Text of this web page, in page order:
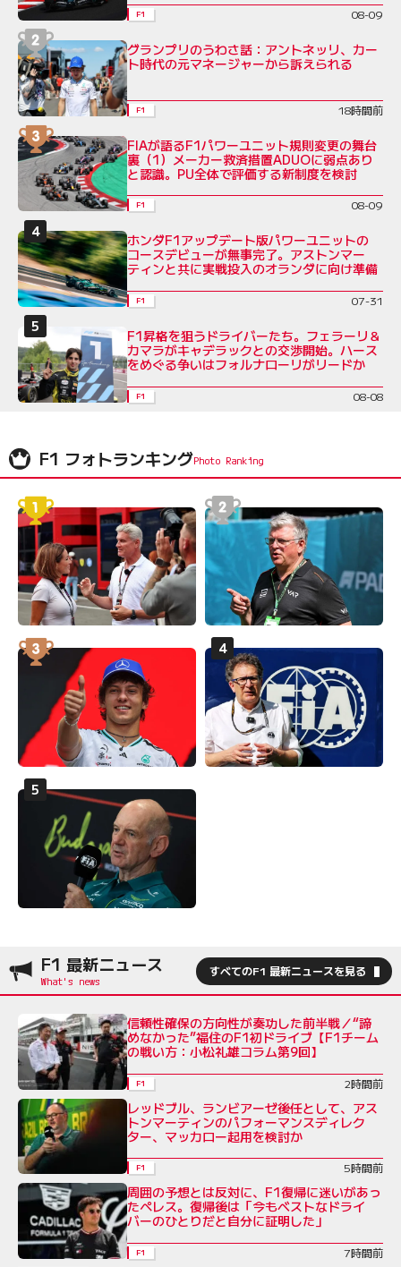
F1 08-09
グランプリのうわさ話：アントネッリ、カー
ト時代の元マネージャーから訴えられる
F1 18時間前
FIAが語るF1パワーユニット規則変更の舞台
裏（1）メーカー救済措置ADUOに弱点あり
と認識。PU全体で評価する新制度を検討
F1 08-09
ホンダF1アップデート版パワーユニットの
コースデビューが無事完了。アストンマー
ティンと共に実戦投入のオランダに向け準備
F1 07-31
F1昇格を狙うドライバーたち。フェラーリ＆
カマラがキャデラックとの交渉開始。ハース
をめぐる争いはフォルナローリがリードか
F1 08-08
F1 フォトランキング
F1 最新ニュース すべてのF1 最新ニュースを見る
信頼性確保の方向性が奏功した前半戦／“諦
めなかった”福住のF1初ドライブ【F1チーム
の戦い方：小松礼雄コラム第9回】
F1 2時間前
レッドブル、ランビアーゼ後任として、アス
トンマーティンのパフォーマンスディレク
ター、マッカロー起用を検討か
F1 5時間前
周囲の予想とは反対に、F1復帰に迷いがあっ
たペレス。復帰後は「今もベストなドライ
バーのひとりだと自分に証明した」
F1
7時間前